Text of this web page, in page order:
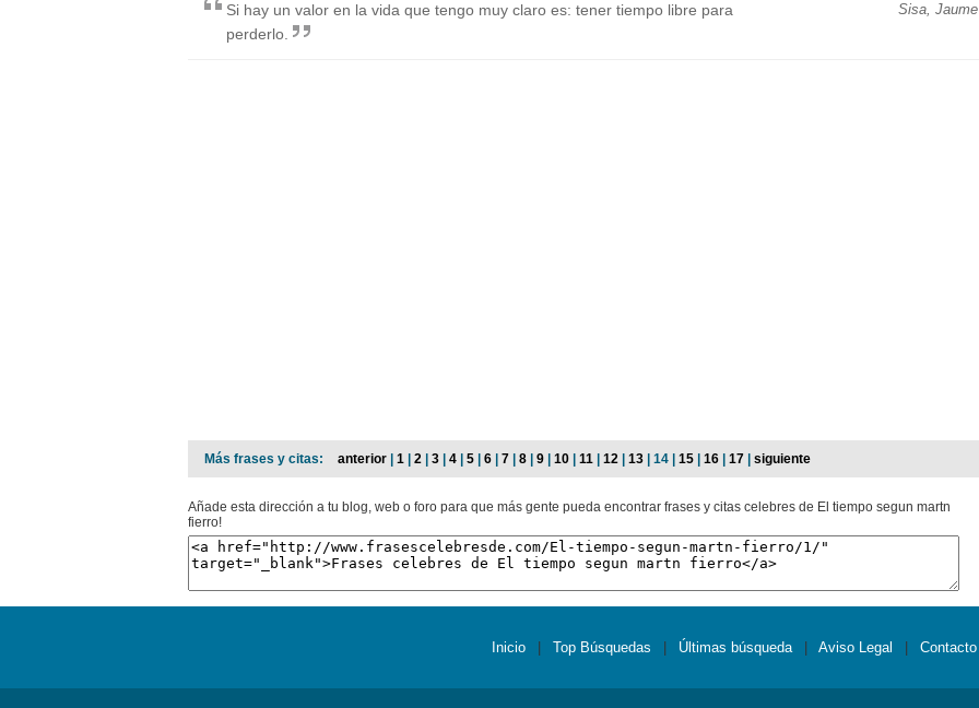
Sisa, Jaume
Si hay un valor en la vida que tengo muy claro es: tener tiempo libre para
perderlo.
Más frases y citas: anterior 1 2 3 4 5 6 7 8 9 10 11 12 13 | 14 | 15 16 17 siguiente
Añade esta dirección a tu blog, web o foro para que más gente pueda encontrar frases y citas celebres de El tiempo segun martn
fierro!
Inicio Top Búsquedas Últimas búsqueda Aviso Legal Contacto